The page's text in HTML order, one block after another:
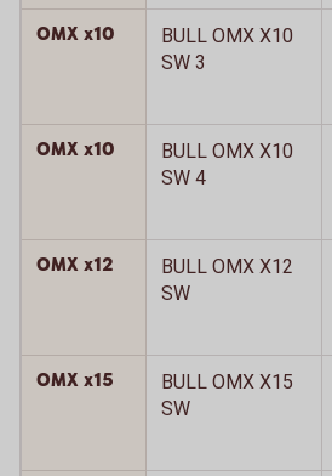
OMX x10
BULL OMX X10
SW 3
OMX x10
BULL OMX X10
SW 4
OMX x12
BULL OMX X12
SW
OMX x15
BULL OMX X15
SW